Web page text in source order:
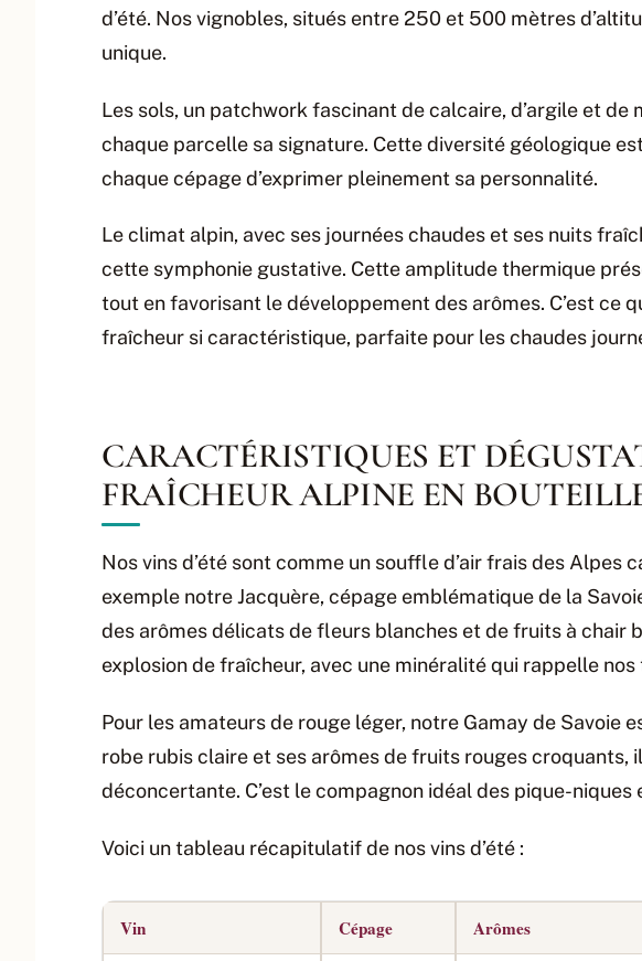
d’été. Nos vignobles, situés entre 250 et 500 mètres
unique.
Les sols, un patchwork fascinant de calcaire, d’argile et de
chaque parcelle sa signature. Cette diversité géologique
chaque cépage d’exprimer pleinement sa personnalité.
Le climat alpin, avec ses journées chaudes et ses nuits
cette symphonie gustative. Cette amplitude thermique
tout en favorisant le développement des arômes. C’est ce
fraîcheur si caractéristique, parfaite pour les chaudes
CARACTÉRISTIQUES ET
FRAÎCHEUR ALPINE EN
Nos vins d’été sont comme un souffle d’air frais des Alpes
exemple notre Jacquère, cépage emblématique de la
des arômes délicats de fleurs blanches et de fruits à chair
explosion de fraîcheur, avec une minéralité qui rappelle
Pour les amateurs de rouge léger, notre Gamay de Savoie
robe rubis claire et ses arômes de fruits rouges croquants,
déconcertante. C’est le compagnon idéal des pique-niques
Voici un tableau récapitulatif de nos vins d’été :
Vin Cépage Arômes